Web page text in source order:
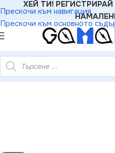
Прескочи към навигация
Прескочи към основното
ХЕЙ ТИ!
LED ЛАМПА